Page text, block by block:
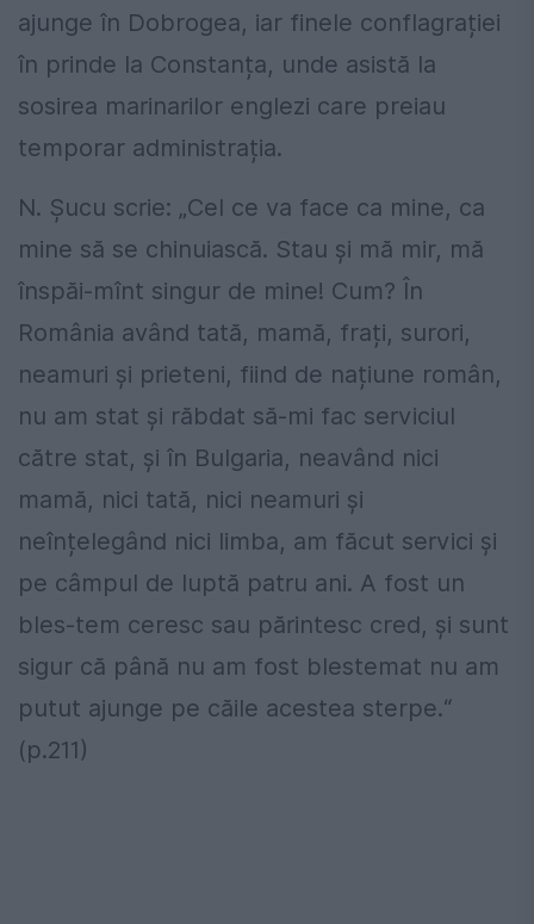
ajunge în Dobrogea, iar finele conflagrației
în prinde la Constanța, unde asistă la
sosirea marinarilor englezi care preiau
temporar administrația.
N. Șucu scrie: „Cel ce va face ca mine, ca
mine să se chinuiască. Stau și mă mir, mă
înspăi-mînt singur de mine! Cum? În
România având tată, mamă, frați, surori,
neamuri și prieteni, fiind de națiune român,
nu am stat și răbdat să-mi fac serviciul
către stat, și în Bulgaria, neavând nici
mamă, nici tată, nici neamuri și
neînțelegând nici limba, am făcut servici și
pe câmpul de luptă patru ani. A fost un
bles-tem ceresc sau părintesc cred, și sunt
sigur că până nu am fost blestemat nu am
putut ajunge pe căile acestea sterpe.“
(p.211)